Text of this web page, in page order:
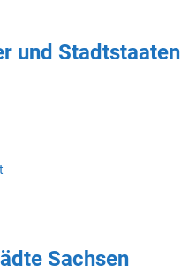
und Stadtstaaten
Sachsen